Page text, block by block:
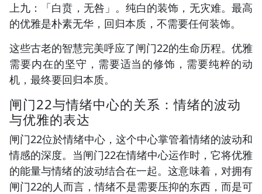
上九：「白贲，无咎」。纯白的装饰，无灾难。最高
的优雅是朴素无华，回归本质，不需要任何装饰。
这些古老的智慧完美呼应了闸门22的生命历程。优雅
需要内在的坚守，需要适当的修饰，需要纯粹的动
机，最终要回归本质。
闸门22与情绪中心的关系：情绪的波动
与优雅的表达
闸门22位於情绪中心，这个中心掌管着情绪的波动和
情感的深度。当闸门22在情绪中心运作时，它将优雅
的能量与情绪的波动结合在一起。这意味着，对拥有
闸门22的人而言，情绪不是需要压抑的东西，而是可